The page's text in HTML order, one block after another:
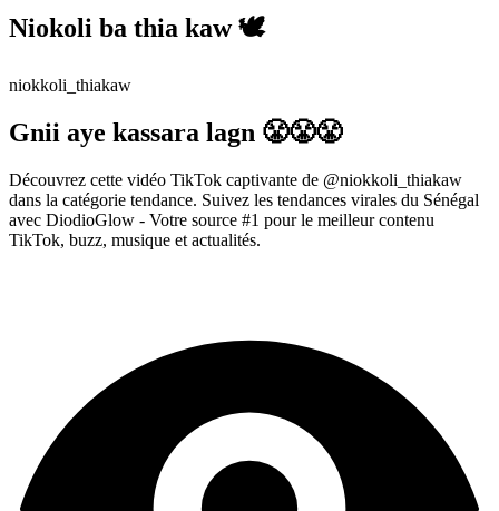
Niokoli ba thia kaw 🕊️
niokkoli_thiakaw
Gnii aye kassara lagn 😤😤😤
Découvrez cette vidéo TikTok captivante de @niokkoli_thiakaw
dans la catégorie tendance. Suivez les tendances virales du Sénégal
avec DiodioGlow - Votre source #1 pour le meilleur contenu
TikTok, buzz, musique et actualités.